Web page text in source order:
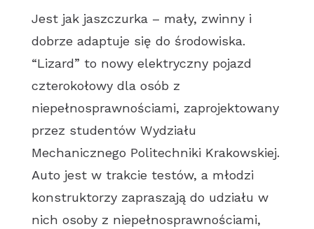
Jest jak jaszczurka – mały, zwinny i
dobrze adaptuje się do środowiska.
“Lizard” to nowy elektryczny pojazd
czterokołowy dla osób z
niepełnosprawnościami, zaprojektowany
przez studentów Wydziału
Mechanicznego Politechniki Krakowskiej.
Auto jest w trakcie testów, a młodzi
konstruktorzy zapraszają do udziału w
nich osoby z niepełnosprawnościami,